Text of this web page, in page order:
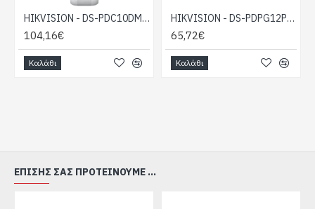
(υπάρχει ειδικό bracket για τοποθέτηση σε
οροφή)
HIKVISION - DS-PDC10DM-VG3
104,16€
Καλάθι
HIKVISION - DS-PDPG12P-EG2
65,72€
Καλάθι
ΕΠΊΣΗΣ ΣΑΣ ΠΡΟΤΕΊΝΟΥΜΕ ...